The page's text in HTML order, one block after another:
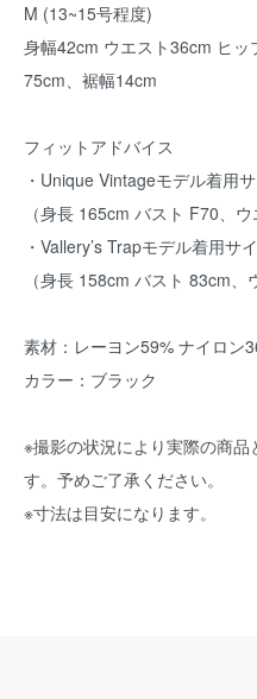
M (13~15号程度)
身幅42cm ウエスト36cm ヒ
75cm、裾幅14cm
フィットアドバイス
・Unique Vintageモデル着用
（身長 165cm バスト F70、
・Vallery’s Trapモデル着用サ
（身長 158cm バスト 83cm、
素材：レーヨン59% ナイロン
カラー：ブラック
※撮影の状況により実際の商
す。予めご了承ください。
※寸法は目安になります。